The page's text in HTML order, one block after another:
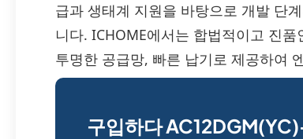
급과 생태계 지원을 바탕으로 개발 단
니다. ICHOME에서는 합법적이고 진품
투명한 공급망, 빠른 납기로 제공하여
구입하다